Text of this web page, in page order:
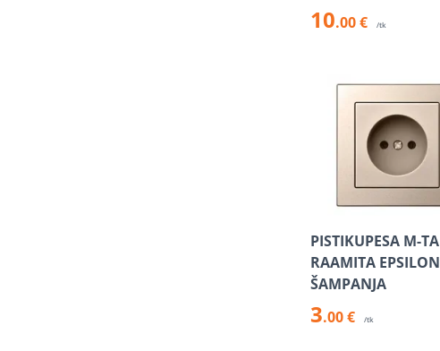
10.00 € /tk
PISTIKUPESA M-TA
RAAMITA EPSILON
ŠAMPANJA
3.00 € /tk